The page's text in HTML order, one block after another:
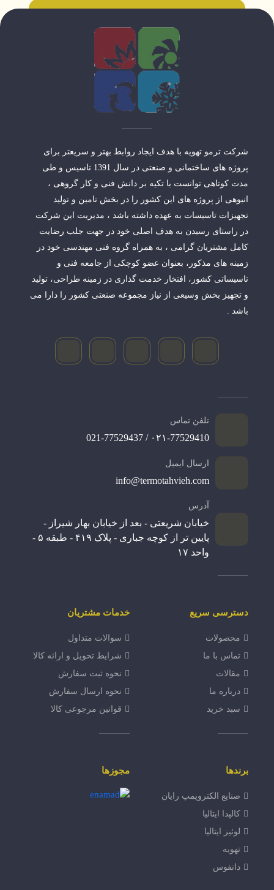
شرکت ترمو تهویه با هدف ایجاد روابط بهتر و سریعتر برای
پروژه های ساختمانی و صنعتی در سال 1391 تاسیس و طی
مدت کوتاهی توانست با تکیه بر دانش فنی و کار گروهی ،
انبوهی از پروژه های این کشور را در بخش تامین و تولید
تجهیزات تاسیسات به عهده داشته باشد ، مدیریت این شرکت
در راستای رسیدن به هدف اصلی خود در جهت جلب رضایت
کامل مشتریان گرامی ، به همراه گروه فنی مهندسی خود در
زمینه های مذکور، بعنوان عضو کوچکی از جامعه فنی و
تاسیساتی کشور، افتخار خدمت گذاری در زمینه طراحی، تولید
و تجهیز بخش وسیعی از نیاز مجموعه صنعتی کشور را دارا می
باشد .
تلفن تماس
۰۲۱-77529410 / 021-77529437
ارسال ایمیل
info@termotahvieh.com
آدرس
خیابان شریعتی - بعد از خیابان بهار شیراز -
پایین تر از کوچه جباری - پلاک ۴۱۹ - طبقه ۵ -
واحد ۱۷
دسترسی سریع
محصولات
تماس با ما
مقالات
درباره ما
سبد خرید
خدمات مشتریان
سوالات متداول
شرایط تحویل و ارائه کالا
نحوه ثبت سفارش
نحوه ارسال سفارش
قوانین مرجوعی کالا
برندها
صنایع الکتروپمپ رایان
کالپدا ایتالیا
لوئیز ایتالیا
تهویه
دانفوس
مجوزها